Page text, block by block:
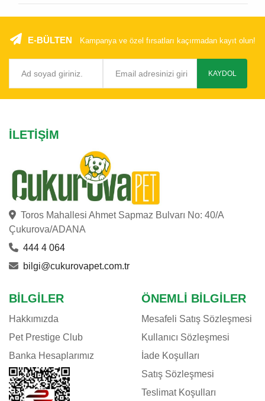
E-BÜLTEN Kampanya ve özel fırsatları kaçırmadan kayıt olun!
KAYDOL
İLETIŞIM
Toros Mahallesi Ahmet Sapmaz Bulvarı No: 40/A
Çukurova/ADANA
444 4 064
bilgi@cukurovapet.com.tr
BILGILER
Hakkımızda
Pet Prestige Club
Banka Hesaplarımız
ÖNEMLI BILGILER
Mesafeli Satış Sözleşmesi
Kullanıcı Sözleşmesi
İade Koşulları
Satış Sözleşmesi
Teslimat Koşulları